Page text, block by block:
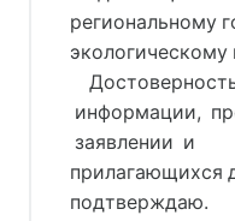
региональному
экологическому
Достоверность
информации,
заявлении  и
прилагающихся
подтверждаю.